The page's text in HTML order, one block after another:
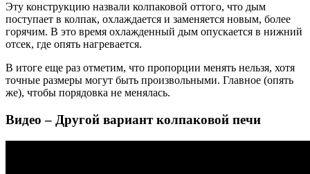
Эту конструкцию назвали колпаковой оттого, что дым
поступает в колпак, охлаждается и заменяется новым, более
горячим. В это время охлажденный дым опускается в нижний
отсек, где опять нагревается.
В итоге еще раз отметим, что пропорции менять нельзя, хотя
точные размеры могут быть произвольными. Главное (опять
же), чтобы порядовка не менялась.
Видео – Другой вариант колпаковой печи